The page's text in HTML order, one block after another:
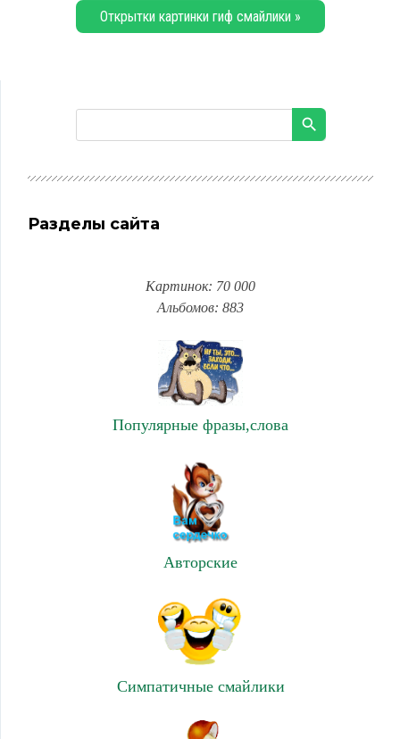
Открытки картинки гиф смайлики »
Разделы сайта
Картинок: 70 000
Альбомов: 883
Популярные фразы,слова
Авторские
Симпатичные смайлики